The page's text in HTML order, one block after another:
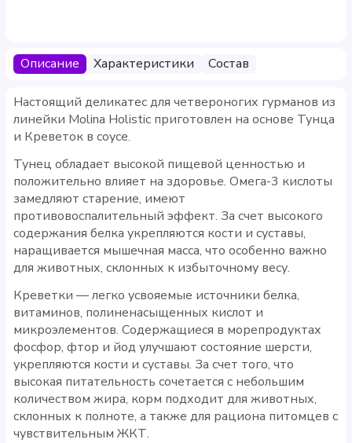
Описание Характеристики Состав
Настоящий деликатес для четвероногих гурманов из
линейки Molina Holistic приготовлен на основе Тунца
и Креветок в соусе.
Тунец обладает высокой пищевой ценностью и
положительно влияет на здоровье. Омега-3 кислоты
замедляют старение, имеют
противовоспалительный эффект. За счет высокого
содержания белка укрепляются кости и суставы,
наращивается мышечная масса, что особенно важно
для животных, склонных к избыточному весу.
Креветки — легко усвояемые источники белка,
витаминов, полиненасыщенных кислот и
микроэлементов. Содержащиеся в морепродуктах
фосфор, фтор и йод улучшают состояние шерсти,
укрепляются кости и суставы. За счет того, что
высокая питательность сочетается с небольшим
количеством жира, корм подходит для животных,
склонных к полноте, а также для рациона питомцев с
чувствительным ЖКТ.